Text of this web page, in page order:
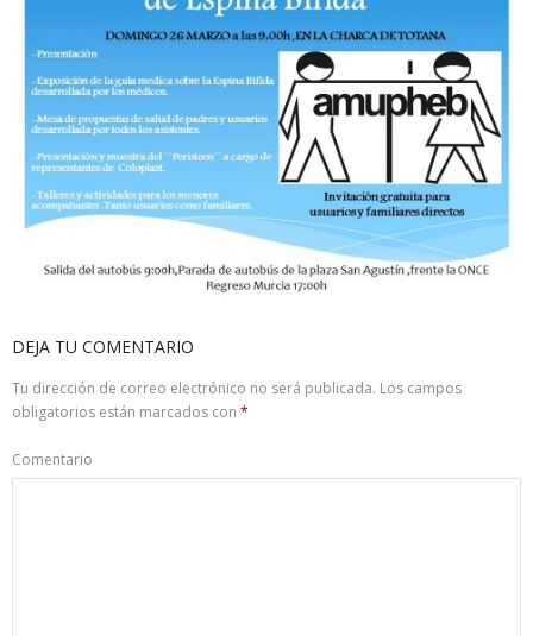
DEJA TU COMENTARIO
Tu dirección de correo electrónico no será publicada. Los campos
obligatorios están marcados con *
Comentario